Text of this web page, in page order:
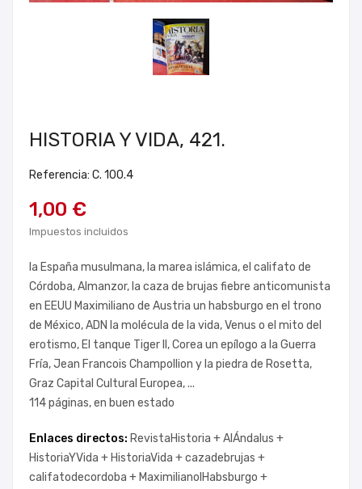
HISTORIA Y VIDA, 421.
Referencia: C. 100.4
1,00 €
Impuestos incluidos
la España musulmana, la marea islámica, el califato de
Córdoba, Almanzor, la caza de brujas fiebre anticomunista
en EEUU Maximiliano de Austria un habsburgo en el trono
de México, ADN la molécula de la vida, Venus o el mito del
erotismo, El tanque Tiger II, Corea un epílogo a la Guerra
Fría, Jean Francois Champollion y la piedra de Rosetta,
Graz Capital Cultural Europea, ...
114 páginas, en buen estado
Enlaces directos: RevistaHistoria +AlÁndalus +
HistoriaYVida + HistoriaVida +cazadebrujas +
califatodecordoba + MaximilianoIHabsburgo +